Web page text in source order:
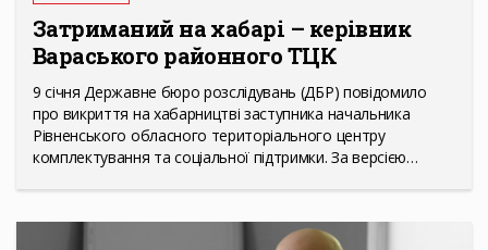
Затриманий на хабарі – керівник
Вараського районного ТЦК
9 січня Державне бюро розслідувань (ДБР) повідомило
про викриття на хабарництві заступника начальника
Рівненського обласного територіального центру
комплектування та соціальної підтримки. За версією…